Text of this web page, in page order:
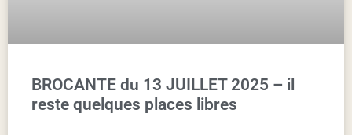
BROCANTE du 13 JUILLET 2025 – il
reste quelques places libres